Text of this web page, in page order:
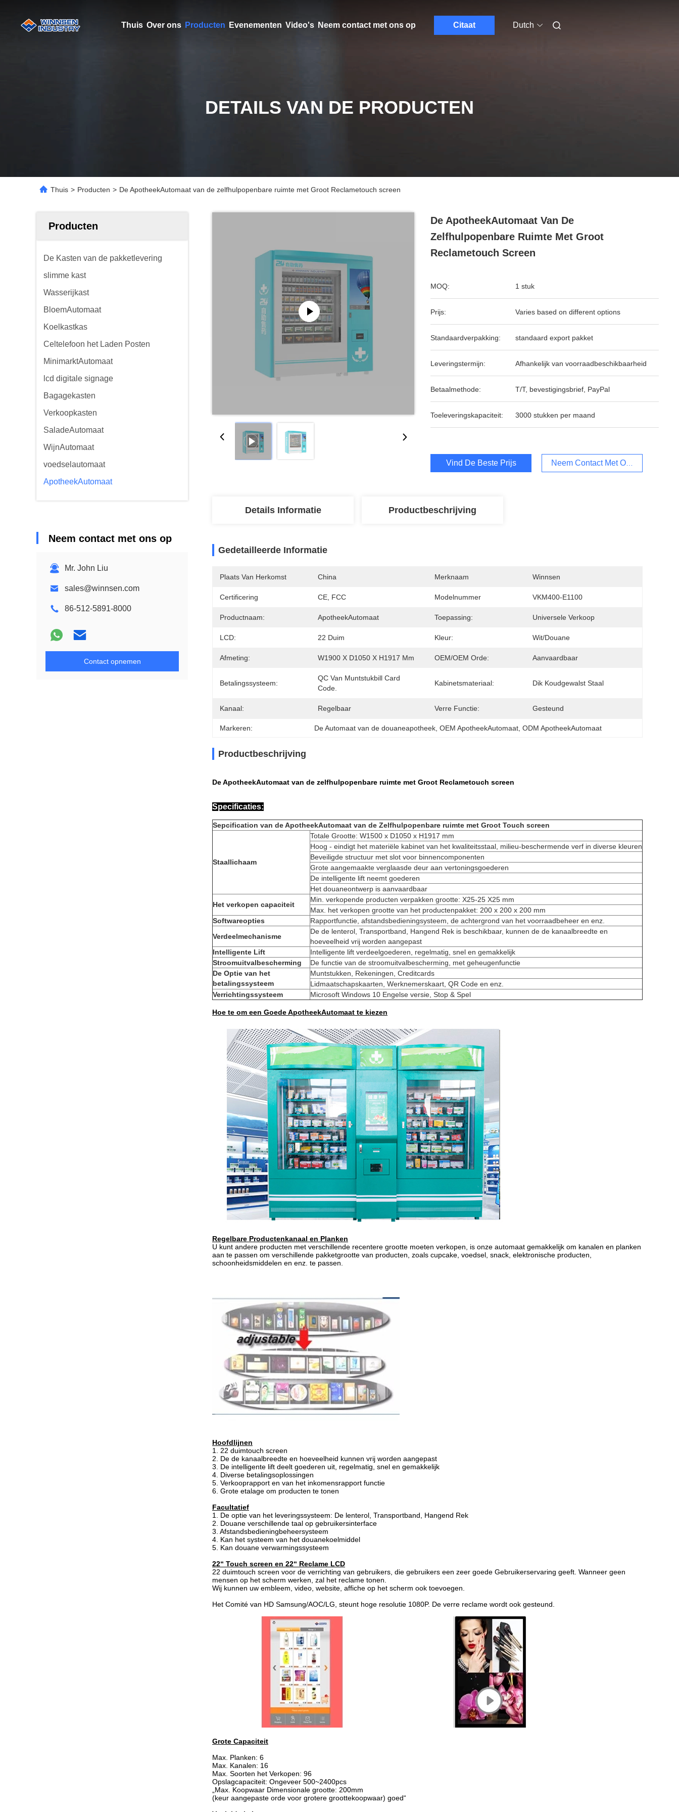
Thuis Over ons Producten Evenementen Video's Neem contact met ons op Citaat Dutch
DETAILS VAN DE PRODUCTEN
Thuis > Producten > De ApotheekAutomaat van de zelfhulpopenbare ruimte met Groot Reclametouch screen
Producten
De Kasten van de pakketlevering
slimme kast
Wasserijkast
BloemAutomaat
Koelkastkas
Celtelefoon het Laden Posten
MinimarktAutomaat
lcd digitale signage
Bagagekasten
Verkoopkasten
SaladeAutomaat
WijnAutomaat
voedselautomaat
ApotheekAutomaat
Neem contact met ons op
Mr. John Liu
sales@winnsen.com
86-512-5891-8000
Contact opnemen
De ApotheekAutomaat Van De
Zelfhulpopenbare Ruimte Met Groot
Reclametouch Screen
MOQ: 1 stuk
Prijs: Varies based on different options
Standaardverpakking: standaard export pakket
Leveringstermijn: Afhankelijk van voorraadbeschikbaarheid
Betaalmethode: T/T, bevestigingsbrief, PayPal
Toeleveringskapaciteit: 3000 stukken per maand
Vind De Beste Prijs Neem Contact Met Ons Op
Details Informatie Productbeschrijving
Gedetailleerde Informatie
Plaats Van Herkomst China Merknaam Winnsen
Certificering CE, FCC Modelnummer VKM400-E1100
Productnaam: ApotheekAutomaat Toepassing: Universele Verkoop
LCD: 22 Duim Kleur: Wit/Douane
Afmeting: W1900 X D1050 X H1917 Mm OEM/OEM Orde: Aanvaardbaar
Betalingssysteem:
QC Van Muntstukbill Card
Code.
Kabinetsmateriaal: Dik Koudgewalst Staal
Kanaal: Regelbaar Verre Functie: Gesteund
Markeren: De Automaat van de douaneapotheek , OEM ApotheekAutomaat , ODM ApotheekAutomaat
Productbeschrijving
De ApotheekAutomaat van de zelfhulpopenbare ruimte met Groot Reclametouch screen
Specificaties:
Sepcification van de ApotheekAutomaat van de Zelfhulpopenbare ruimte met Groot Touch screen
Staallichaam
Totale Grootte: W1500 x D1050 x H1917 mm
Hoog - eindigt het materiële kabinet van het kwaliteitsstaal, milieu-beschermende verf in diverse kleuren
Beveiligde structuur met slot voor binnencomponenten
Grote aangemaakte verglaasde deur aan vertoningsgoederen
De intelligente lift neemt goederen
Het douaneontwerp is aanvaardbaar
Het verkopen capaciteit
Min. verkopende producten verpakken grootte: X25-25 X25 mm
Max. het verkopen grootte van het productenpakket: 200 x 200 x 200 mm
Softwareopties
Rapportfunctie, afstandsbedieningsysteem, de achtergrond van het voorraadbeheer en enz.
Verdeelmechanisme
De de lenterol, Transportband, Hangend Rek is beschikbaar, kunnen de de kanaalbreedte en
hoeveelheid vrij worden aangepast
Intelligente Lift
Intelligente lift verdeelgoederen, regelmatig, snel en gemakkelijk
Stroomuitvalbescherming
De functie van de stroomuitvalbescherming, met geheugenfunctie
De Optie van het
betalingssysteem
Muntstukken, Rekeningen, Creditcards
Lidmaatschapskaarten, Werknemerskaart, QR Code en enz.
Verrichtingssysteem
Microsoft Windows 10 Engelse versie, Stop & Spel
Hoe te om een Goede ApotheekAutomaat te kiezen
Regelbare Productenkanaal en Planken
U kunt andere producten met verschillende recentere grootte moeten verkopen, is onze automaat gemakkelijk om kanalen en planken
aan te passen om verschillende pakketgrootte van producten, zoals cupcake, voedsel, snack, elektronische producten,
schoonheidsmiddelen en enz. te passen.
Hoofdlijnen
1. 22 duimtouch screen
2. De de kanaalbreedte en hoeveelheid kunnen vrij worden aangepast
3. De intelligente lift deelt goederen uit, regelmatig, snel en gemakkelijk
4. Diverse betalingsoplossingen
5. Verkooprapport en van het inkomensrapport functie
6. Grote etalage om producten te tonen
Facultatief
1. De optie van het leveringssysteem: De lenterol, Transportband, Hangend Rek
2. Douane verschillende taal op gebruikersinterface
3. Afstandsbedieningbeheersysteem
4. Kan het systeem van het douanekoelmiddel
5. Kan douane verwarmingssysteem
22“ Touch screen en 22“ Reclame LCD
22 duimtouch screen voor de verrichting van gebruikers, die gebruikers een zeer goede Gebruikerservaring geeft. Wanneer geen
mensen op het scherm werken, zal het reclame tonen.
Wij kunnen uw embleem, video, website, affiche op het scherm ook toevoegen.
Het Comité van HD Samsung/AOC/LG, steunt hoge resolutie 1080P. De verre reclame wordt ook gesteund.
Grote Capaciteit
Max. Planken: 6
Max. Kanalen: 16
Max. Soorten het Verkopen: 96
Opslagcapaciteit: Ongeveer 500~2400pcs
„Max. Koopwaar Dimensionale grootte: 200mm
(keur aangepaste orde voor grotere groottekoopwaar) goed“